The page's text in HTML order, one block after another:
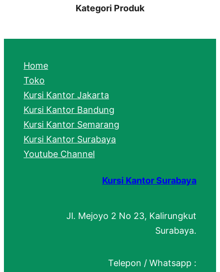
r
h
Kategori Produk
Home
Toko
Kursi Kantor Jakarta
Kursi Kantor Bandung
Kursi Kantor Semarang
Kursi Kantor Surabaya
Youtube Channel
Kursi Kantor Surabaya
Jl. Mejoyo 2 No 23, Kalirungkut
Surabaya.
Telepon / Whatsapp :